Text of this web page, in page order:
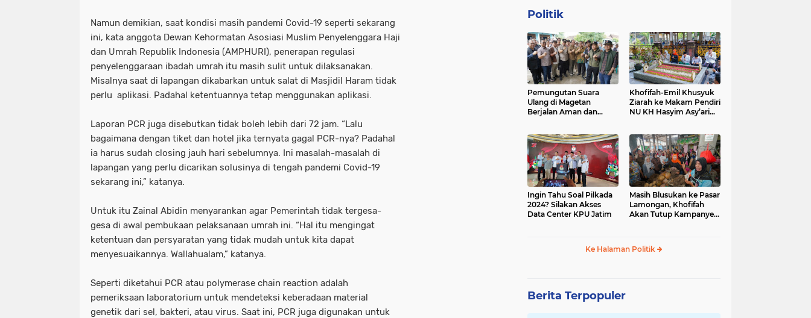
Namun demikian, saat kondisi masih pandemi Covid-19 seperti sekarang
ini, kata anggota Dewan Kehormatan Asosiasi Muslim Penyelenggara Haji
dan Umrah Republik Indonesia (AMPHURI), penerapan regulasi
penyelenggaraan ibadah umrah itu masih sulit untuk dilaksanakan.
Misalnya saat di lapangan dikabarkan untuk salat di Masjidil Haram tidak
perlu aplikasi. Padahal ketentuannya tetap menggunakan aplikasi.
Laporan PCR juga disebutkan tidak boleh lebih dari 72 jam. “Lalu
bagaimana dengan tiket dan hotel jika ternyata gagal PCR-nya? Padahal
ia harus sudah closing jauh hari sebelumnya. Ini masalah-masalah di
lapangan yang perlu dicarikan solusinya di tengah pandemi Covid-19
sekarang ini,” katanya.
Untuk itu Zainal Abidin menyarankan agar Pemerintah tidak tergesa-
gesa di awal pembukaan pelaksanaan umrah ini. “Hal itu mengingat
ketentuan dan persyaratan yang tidak mudah untuk kita dapat
menyesuaikannya. Wallahualam,” katanya.
Seperti diketahui PCR atau polymerase chain reaction adalah
pemeriksaan laboratorium untuk mendeteksi keberadaan material
genetik dari sel, bakteri, atau virus. Saat ini, PCR juga digunakan untuk
Politik
Pemungutan Suara
Ulang di Magetan
Berjalan Aman dan
Khofifah-Emil Khusyuk
Ziarah ke Makam Pendiri
NU KH Hasyim Asy’ari
Ingin Tahu Soal Pilkada
2024? Silakan Akses
Data Center KPU Jatim
Masih Blusukan ke Pasar
Lamongan, Khofifah
Akan Tutup Kampanye
Ke Halaman Politik
Berita Terpopuler